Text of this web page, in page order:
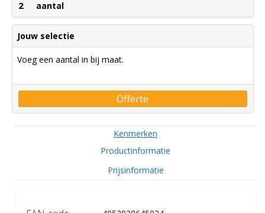
2 aantal
Jouw selectie
Voeg een aantal in bij maat.
Offerte
Kenmerken
Productinformatie
Prijsinformatie